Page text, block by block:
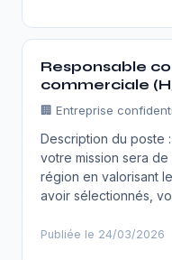
Responsable
commerciale
🏢 Entreprise
Description du poste
votre mission sera
région en valorisant
avoir sélectionnés,
Publiée le 24/03/2026